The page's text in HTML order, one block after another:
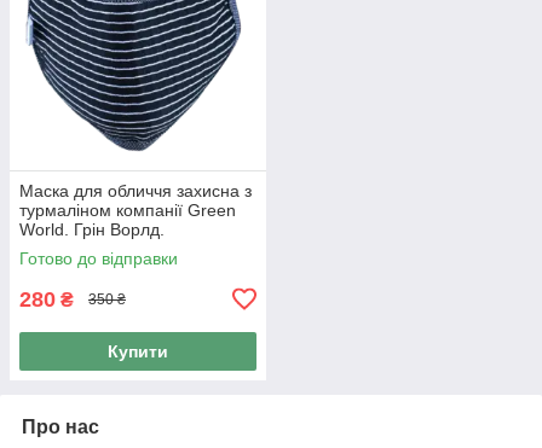
Маска для обличчя захисна з
турмаліном компанії Green
World. Грін Ворлд.
Готово до відправки
280 ₴ 350 ₴
Купити
Про нас